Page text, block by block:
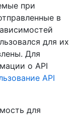
при
в
для их
Для
о API
API
для